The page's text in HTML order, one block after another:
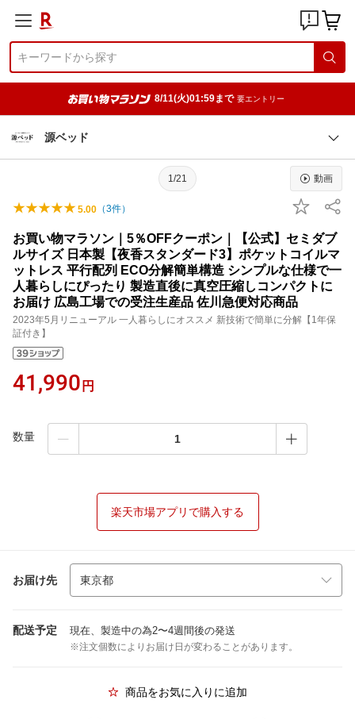
8/11(火)01:59まで 要エントリー
源ベッド
1/21 動画
5.00 （3件）
お買い物マラソン｜5％OFFクーポン｜【公式】セミダブ
ルサイズ 日本製【夜香スタンダード3】ポケットコイルマ
ットレス 平行配列 ECO分解簡単構造 シンプルな仕様で一
人暮らしにぴったり 製造直後に真空圧縮しコンパクトに
お届け 広島工場での受注生産品 佐川急便対応商品
2023年5月リニューアル 一人暮らしにオススメ 新技術で簡単に分解【1年保
証付き】
41,990 円
数量
楽天市場アプリで購入する
お届け先
配送予定 現在、製造中の為2〜4週間後の発送
※注文個数によりお届け日が変わることがあります。
商品をお気に入りに追加